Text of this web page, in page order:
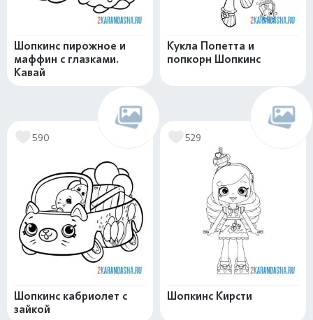
Шопкинс пирожное и
маффин с глазками.
Кавай
Кукла Попетта и
попкорн Шопкинс
590
Шопкинс кабриолет с
зайкой
529
Шопкинс Кирсти